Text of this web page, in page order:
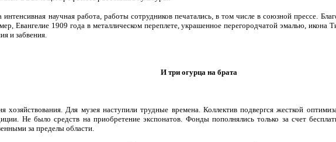
научная работа, работы сотрудников печатались, в том числе в союзной прессе.
Евангелие 1909 года в металлическом переплете, украшенное перегородчатой эмалью, икона
и забвения.
И три огурца на брата
Для музея наступили трудные времена. Коллектив подвергся жесткой
Не было средств на приобретение экспонатов. Фонды пополнялись только за счет
за пределы области.